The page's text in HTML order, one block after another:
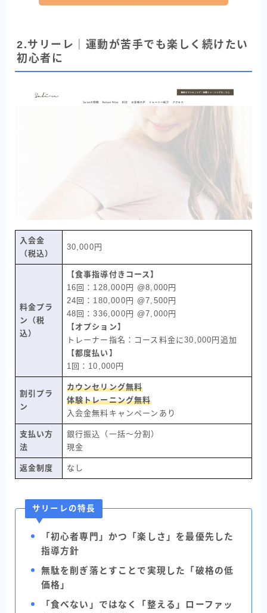
2.サリーレ｜運動が苦手でも楽しく続けたい
初心者に
入会金
（税込）
30,000円
料金プラ
ン（税
込）
【食事指導付きコース】
16回：128,000円 @8,000円
24回：180,000円 @7,500円
48回：336,000円 @7,000円
【オプション】
トレーナー指名：コース料金に30,000円追加
【都度払い】
1回：10,000円
割引プラ
ン
カウンセリング無料
体験トレーニング無料
入会金無料キャンペーンあり
支払い方
法
銀行振込（一括〜分割）
現金
返金制度 なし
サリーレの特長
「初心者専門」かつ「楽しさ」を最優先した
指導方針
無駄を削ぎ落とすことで実現した「破格の低
価格」
「食べない」ではなく「整える」ローファッ